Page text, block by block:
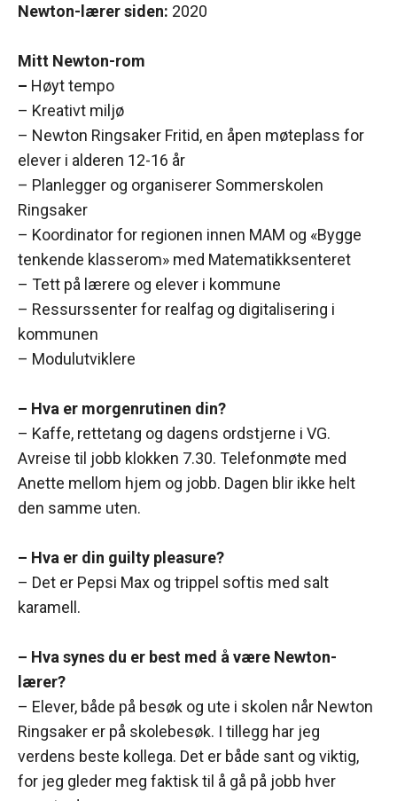
Newton-lærer siden: 2020
Mitt Newton-rom
– Høyt tempo
– Kreativt miljø
– Newton Ringsaker Fritid, en åpen møteplass for
elever i alderen 12-16 år
– Planlegger og organiserer Sommerskolen
Ringsaker
– Koordinator for regionen innen MAM og «Bygge
tenkende klasserom» med Matematikksenteret
– Tett på lærere og elever i kommune
– Ressurssenter for realfag og digitalisering i
kommunen
– Modulutviklere
– Hva er morgenrutinen din?
– Kaffe, rettetang og dagens ordstjerne i VG.
Avreise til jobb klokken 7.30. Telefonmøte med
Anette mellom hjem og jobb. Dagen blir ikke helt
den samme uten.
– Hva er din guilty pleasure?
– Det er Pepsi Max og trippel softis med salt
karamell.
– Hva synes du er best med å være Newton-
lærer?
– Elever, både på besøk og ute i skolen når Newton
Ringsaker er på skolebesøk. I tillegg har jeg
verdens beste kollega. Det er både sant og viktig,
for jeg gleder meg faktisk til å gå på jobb hver